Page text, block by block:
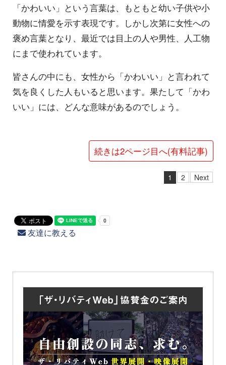
「かわいい」という言葉は、もともと幼い子供や小
動物に情愛を示す表現です。しかし次第に女性への
褒め言葉となり、最近では目上の人や男性、人工物
にまで使われています。
皆さんの中にも、女性から「かわいい」と言われて
気を良くした人もいると思います。果たして「かわ
いい」には、どんな意味があるのでしょう。
続きは2ページ目へ(有料記事)
1 2 Next
友達に教える